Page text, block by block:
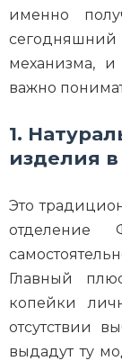
именно
механизма,
важно
1.
изделия
Это
отделение
Главный
копейки
отсутствии
выдадут ту